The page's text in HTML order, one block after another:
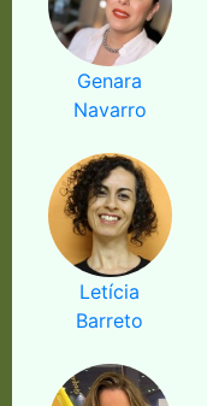
Genara
Navarro
Letícia
Barreto